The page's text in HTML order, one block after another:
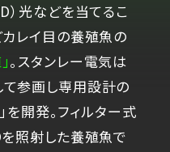
）光などを当てるこ
カレイ目の養殖魚の
。スタンレー電気は
参画し専用設計の
開発。フィルター式
照射した養殖魚で